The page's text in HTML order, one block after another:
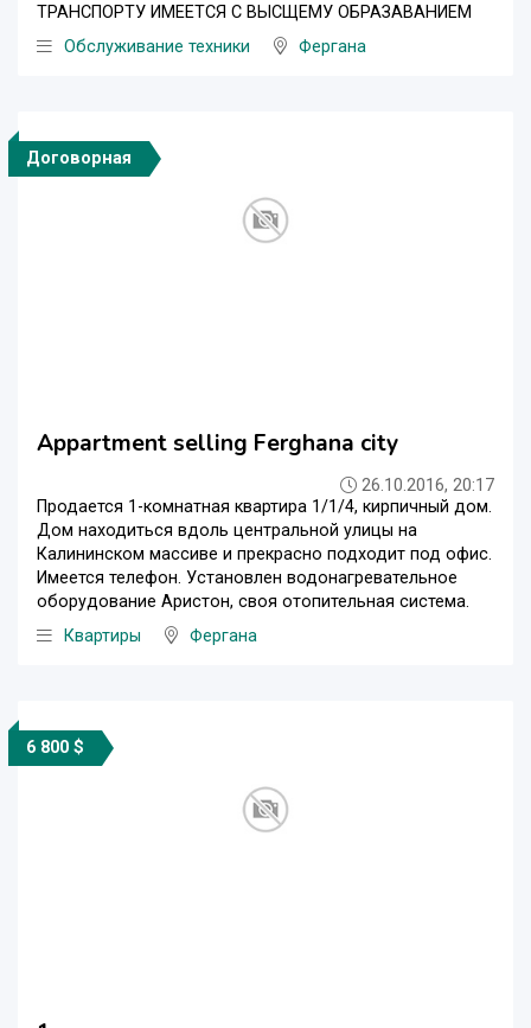
ТРАНСПОРТУ ИМЕЕТСЯ С ВЫСЩЕМУ ОБРАЗАВАНИЕМ
Обслуживание техники
Фергана
Договорная
Appartment selling Ferghana city
26.10.2016, 20:17
Продается 1-комнатная квартира 1/1/4, кирпичный дом.
Дом находитьcя вдоль центральной улицы на
Калининском массиве и прекрасно подходит под офис.
Имеется телефон. Установлен водонагревательное
оборудование Аристон, своя отопительная система.
Квартиры
Фергана
6 800 $